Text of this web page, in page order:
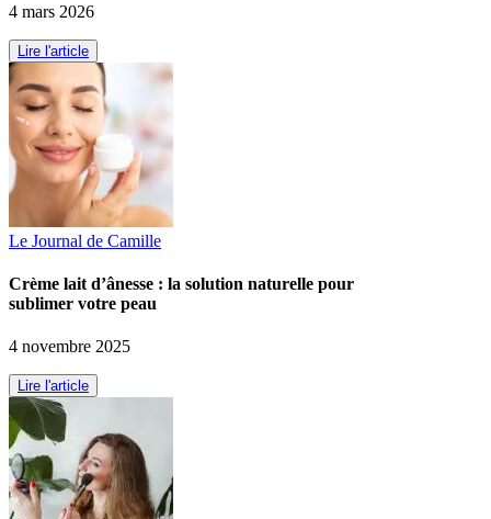
4 mars 2026
Lire l'article
Le Journal de Camille
Crème lait d’ânesse : la solution naturelle pour
sublimer votre peau
4 novembre 2025
Lire l'article